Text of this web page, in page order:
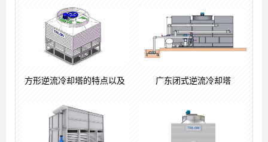
方形逆流冷却塔的特点以及 广东闭式逆流冷却塔